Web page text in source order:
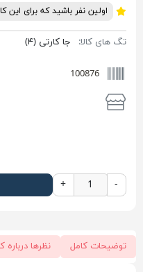
اولین نفر باشید که برای این
تگ های کالا: جا کارتی(۴)
100876
-
+
توضیحات کامل نظرها درباره